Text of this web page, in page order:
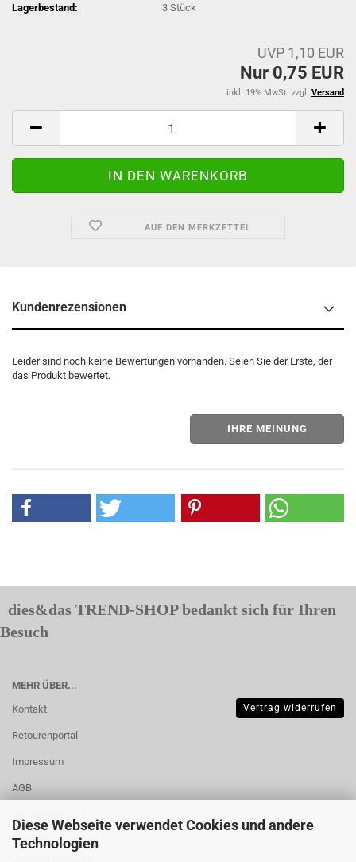
Diese Webseite verwendet Cookies und andere
Technologien
Lagerbestand:
3Stück
UVP 1,10 EUR
Nur 0,75 EUR
inkl. 19% MwSt. zzgl. Versand
AUF DEN MERKZETTEL
Kundenrezensionen
Leider sind noch keine Bewertungen vorhanden. Seien Sie der Erste, der
das Produkt bewertet.
IHRE MEINUNG
dies&das TREND-SHOP bedankt sich für Ihren
Besuch
MEHR ÜBER...
Kontakt
Retourenportal
Impressum
AGB
Muster-
Vertrag widerrufen